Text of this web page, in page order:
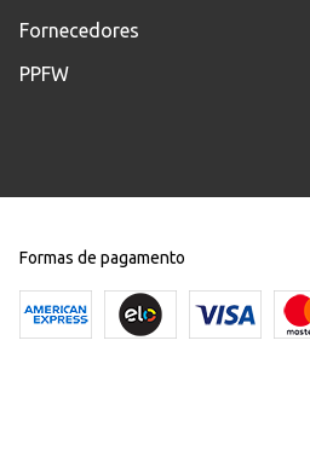
Fornecedores
PPFW
Formas de pagamento